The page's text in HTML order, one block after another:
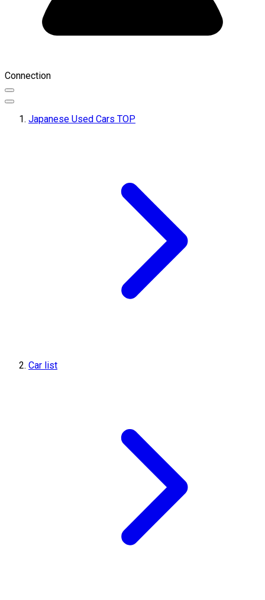
Connection
Japanese Used Cars TOP
Car list